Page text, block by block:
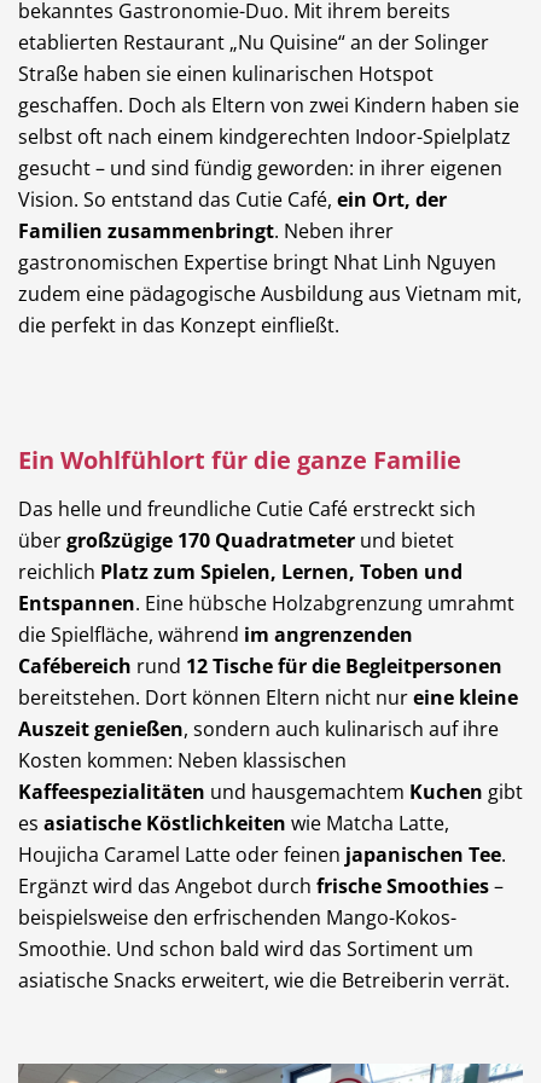
bekanntes Gastronomie-Duo. Mit ihrem bereits
etablierten Restaurant „Nu Quisine“ an der Solinger
Straße haben sie einen kulinarischen Hotspot
geschaffen. Doch als Eltern von zwei Kindern haben sie
selbst oft nach einem kindgerechten Indoor-Spielplatz
gesucht – und sind fündig geworden: in ihrer eigenen
Vision. So entstand das Cutie Café, ein Ort, der
Familien zusammenbringt. Neben ihrer
gastronomischen Expertise bringt Nhat Linh Nguyen
zudem eine pädagogische Ausbildung aus Vietnam mit,
die perfekt in das Konzept einfließt.
Ein Wohlfühlort für die ganze Familie
Das helle und freundliche Cutie Café erstreckt sich
übergroßzügige 170 Quadratmeter und bietet
reichlich Platz zum Spielen, Lernen, Toben und
Entspannen. Eine hübsche Holzabgrenzung umrahmt
die Spielfläche, während im angrenzenden
Cafébereich rund 12 Tische für die Begleitpersonen
bereitstehen. Dort können Eltern nicht nureine kleine
Auszeit genießen, sondern auch kulinarisch auf ihre
Kosten kommen: Neben klassischen
Kaffeespezialitäten und hausgemachtem Kuchen gibt
es asiatische Köstlichkeiten wie Matcha Latte,
Houjicha Caramel Latte oder feinen japanischen Tee.
Ergänzt wird das Angebot durch frische Smoothies–
beispielsweise den erfrischenden Mango-Kokos-
Smoothie. Und schon bald wird das Sortiment um
asiatische Snacks erweitert, wie die Betreiberin verrät.